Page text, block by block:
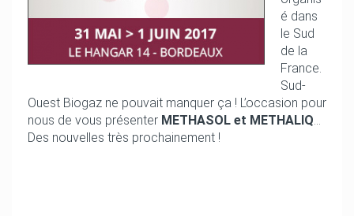
é dans
le Sud
de la
France.
Sud-
Ouest Biogaz ne pouvait manquer ça ! L’occasion pour
nous de vous présenter METHASOL et METHALIQ…
Des nouvelles très prochainement !